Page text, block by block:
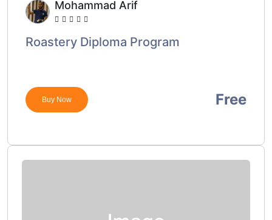
Mohammad Arif
Roastery Diploma Program
Buy Now Free